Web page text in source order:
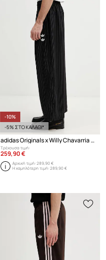
-10%
-5% ΣΤΟ ΚΑΛΑΘΙ*
adidas Originals x Willy Chavarria παντελόνι με πρόσμιξη μαλλιού μερινό ανδρικό
Τρέχουσα τιμή:
259,90 €
Αρχική τιμή:289,90 €
Η χαμηλότερη τιμή:289,90 €